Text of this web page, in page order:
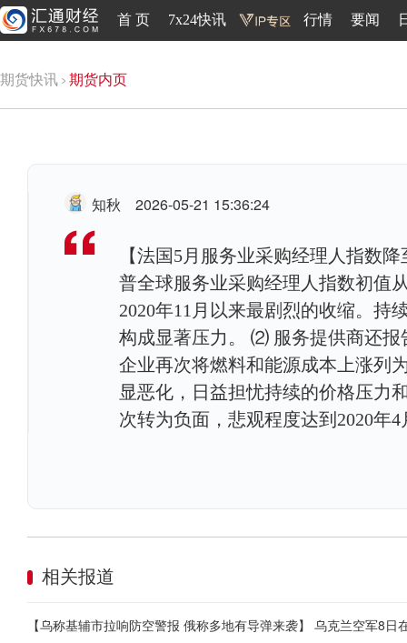
首 页 7x24快讯 行情 要闻
期货快讯 期货内页
知秋 2026-05-21 15:36:24
【法国5月服务业采购经理人指数
普全球服务业采购经理人指数初值
2020年11月以来最剧烈的收缩。持
构成显著压力。 ⑵ 服务提供商还报
企业再次将燃料和能源成本上涨列
显恶化，日益担忧持续的价格压力
次转为负面，悲观程度达到2020年
相关报道